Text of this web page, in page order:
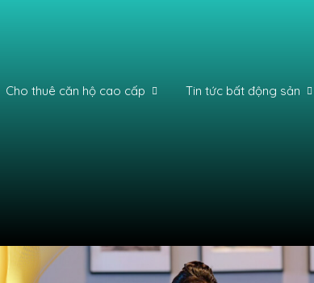
Cho thuê căn hộ cao cấp Tin tức bất động sản